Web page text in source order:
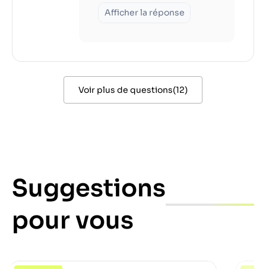
Afficher la réponse
Voir plus de questions(12)
Suggestions
pour vous